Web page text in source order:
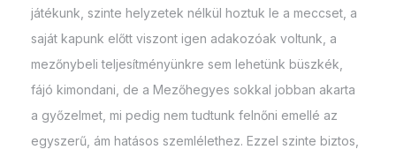
játékunk, szinte helyzetek nélkül hoztuk le a meccset, a
saját kapunk előtt viszont igen adakozóak voltunk, a
mezőnybeli teljesítményünkre sem lehetünk büszkék,
fájó kimondani, de a Mezőhegyes sokkal jobban akarta
a győzelmet, mi pedig nem tudtunk felnőni emellé az
egyszerű, ám hatásos szemlélethez. Ezzel szinte biztos,